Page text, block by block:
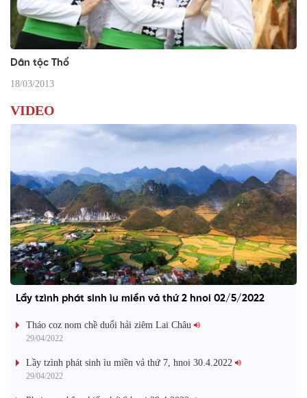
Dân tộc Thổ
18/03/2013
VIDEO
Lầy tzình phát sinh ìu miền vả thứ 2 hnoi 02/5/2022
Tháo coz nom chề duổi hải ziêm Lai Châu
29/04/2022
Lầy tzình phát sinh ìu miền vả thứ 7, hnoi 30.4.2022
29/04/2022